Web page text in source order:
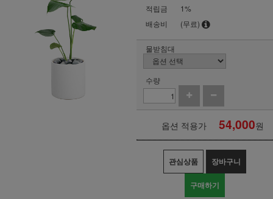
적립금
1%
배송비
(무료)
물받침대
수량
옵션 적용가 54,000원
관심상품 장바구니
구매하기